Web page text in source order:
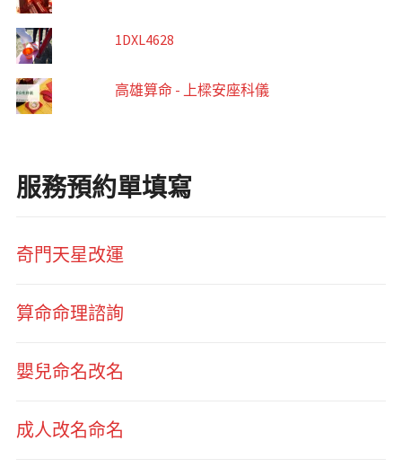
1DXL4628
高雄算命 - 上樑安座科儀
服務預約單填寫
奇門天星改運
算命命理諮詢
嬰兒命名改名
成人改名命名